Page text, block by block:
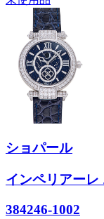
ショパール
インペリアーレ
384246-1002